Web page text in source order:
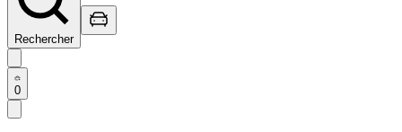
Rechercher
0